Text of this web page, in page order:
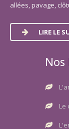
allées, pavage,
LIRE LE
Le